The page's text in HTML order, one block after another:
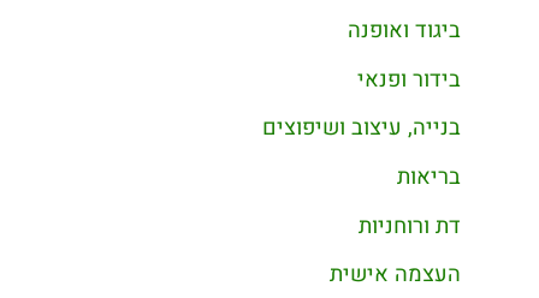
ביגוד ואופנה
בידור ופנאי
בנייה, עיצוב ושיפוצים
בריאות
דת ורוחניות
העצמה אישית